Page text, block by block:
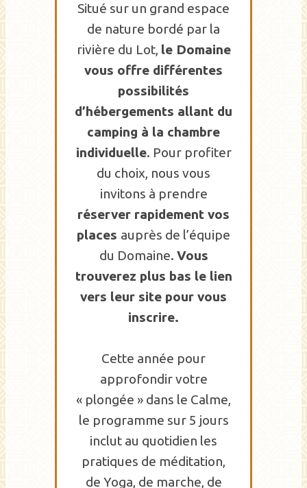
Situé sur un grand espace
de nature bordé par la
rivière du Lot, le Domaine
vous offre différentes
possibilités
d’hébergements allant du
camping à la chambre
individuelle. Pour profiter
du choix, nous vous
invitons à prendre
réserver rapidement vos
places auprès de l’équipe
du Domaine. Vous
trouverez plus bas le lien
vers leur site pour vous
inscrire.
Cette année pour
approfondir votre
« plongée » dans le Calme,
le programme sur 5 jours
inclut au quotidien les
pratiques de méditation,
de Yoga, de marche, de